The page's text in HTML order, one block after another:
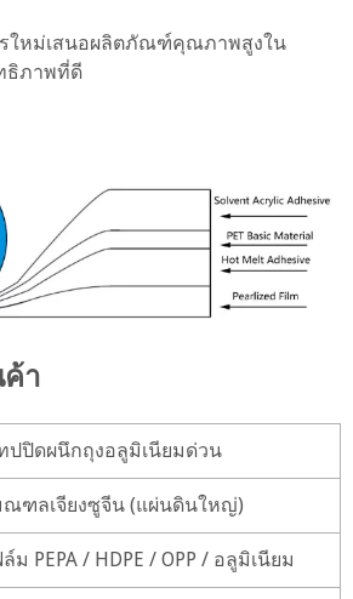
รใหม่เสนอผลิตภัณฑ์คุณภาพสูงใน
ธิภาพที่ดี
า
ปปิดผนึกถุงอลูมิเนียมด่วน
ฑลเจียงซูจีน (แผ่นดินใหญ่)
ม PEPA / HDPE / OPP / อลูมิเนียม